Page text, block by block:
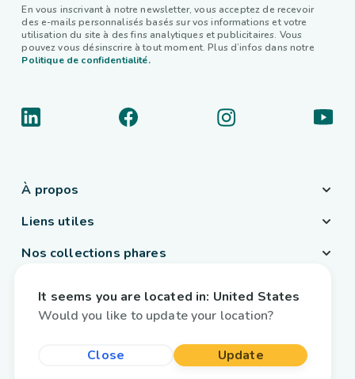
En vous inscrivant à notre newsletter, vous acceptez de recevoir
des e-mails personnalisés basés sur vos informations et votre
utilisation du site à des fins analytiques et publicitaires. Vous
pouvez vous désinscrire à tout moment. Plus d’infos dans notre
Politique de confidentialité.
À propos
Liens utiles
Nos collections phares
France / Français
It seems you are located in: United States
Would you like to update your location?
Close Update